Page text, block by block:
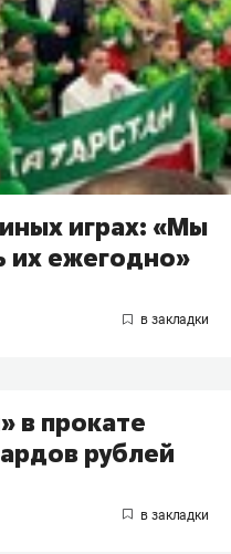
играх: «Мы
ежегодно»
в прокате
рублей